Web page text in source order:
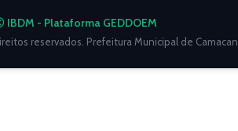
IBDM - Plataforma GEDDOEM
reservados. Prefeitura Municipal de Camacan